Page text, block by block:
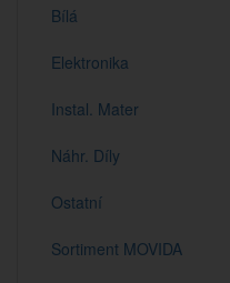
Bílá
Elektronika
Instal. Mater
Náhr. Díly
Ostatní
Sortiment MOVIDA